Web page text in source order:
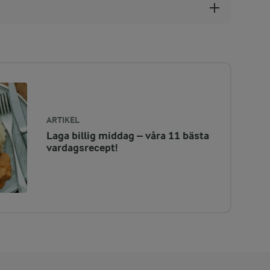
ARTIKEL
Laga billig middag – våra 11 bästa
vardagsrecept!